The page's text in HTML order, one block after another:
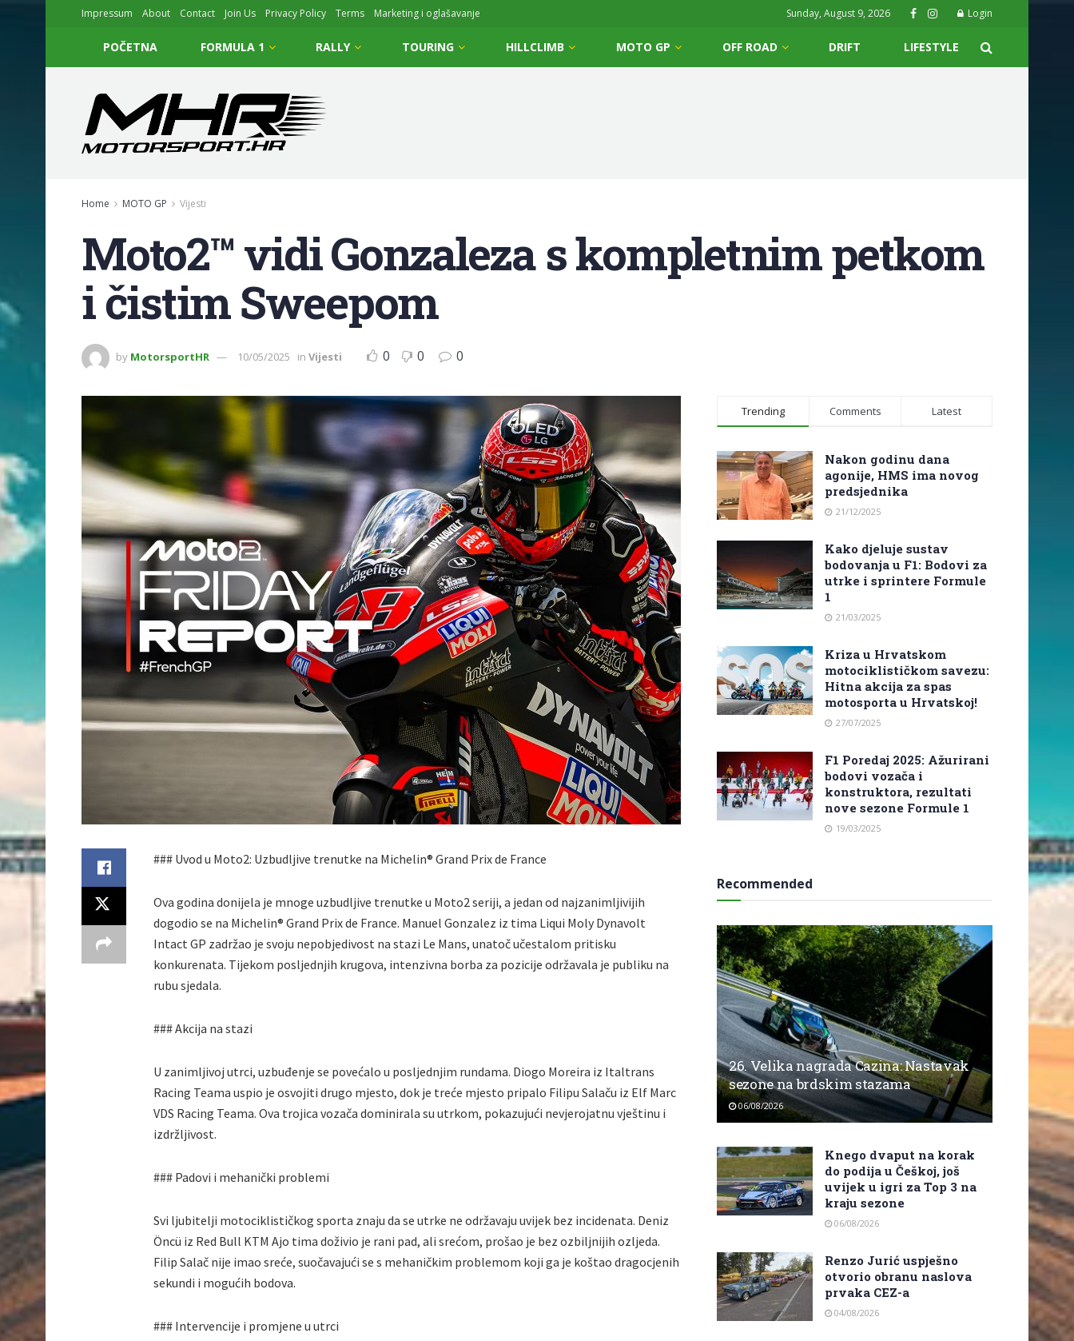
Impressum About Contact Join Us Privacy Policy Terms Marketing i oglašavanje Sunday, August 9, 2026 Login
POČETNA FORMULA 1 RALLY TOURING HILLCLIMB MOTO GP OFF ROAD DRIFT LIFESTYLE
Home MOTO GP Vijesti
Moto2™ vidi Gonzaleza s kompletnim petkom
i čistim Sweepom
by MotorsportHR 10/05/2025 in Vijesti 0 0 0
### Uvod u Moto2: Uzbudljive trenutke na Michelin® Grand Prix de France
Ova godina donijela je mnoge uzbudljive trenutke u Moto2 seriji, a jedan od najzanimljivijih
dogodio se na Michelin® Grand Prix de France. Manuel Gonzalez iz tima Liqui Moly Dynavolt
Intact GP zadržao je svoju nepobjedivost na stazi Le Mans, unatoč učestalom pritisku
konkurenata. Tijekom posljednjih krugova, intenzivna borba za pozicije održavala je publiku na
rubu sjedala.
### Akcija na stazi
U zanimljivoj utrci, uzbuđenje se povećalo u posljednjim rundama. Diogo Moreira iz Italtrans
Racing Teama uspio je osvojiti drugo mjesto, dok je treće mjesto pripalo Filipu Salaču iz Elf Marc
VDS Racing Teama. Ova trojica vozača dominirala su utrkom, pokazujući nevjerojatnu vještinu i
izdržljivost.
### Padovi i mehanički problemi
Svi ljubitelji motociklističkog sporta znaju da se utrke ne održavaju uvijek bez incidenata. Deniz
Öncü iz Red Bull KTM Ajo tima doživio je rani pad, ali srećom, prošao je bez ozbiljnijih ozljeda.
Filip Salač nije imao sreće, suočavajući se s mehaničkim problemom koji ga je koštao dragocjenih
sekundi i mogućih bodova.
### Intervencije i promjene u utrci
Trending Comments Latest
Nakon godinu dana
agonije, HMS ima novog
predsjednika
21/12/2025
Kako djeluje sustav
bodovanja u F1: Bodovi za
utrke i sprintere Formule
1
21/03/2025
Kriza u Hrvatskom
motociklističkom savezu:
Hitna akcija za spas
motosporta u Hrvatskoj!
27/07/2025
F1 Poredaj 2025: Ažurirani
bodovi vozača i
konstruktora, rezultati
nove sezone Formule 1
19/03/2025
Recommended
26. Velika nagrada Cazina: Nastavak
sezone na brdskim stazama
06/08/2026
Knego dvaput na korak
do podija u Češkoj, još
uvijek u igri za Top 3 na
kraju sezone
06/08/2026
Renzo Jurić uspješno
otvorio obranu naslova
prvaka CEZ-a
04/08/2026